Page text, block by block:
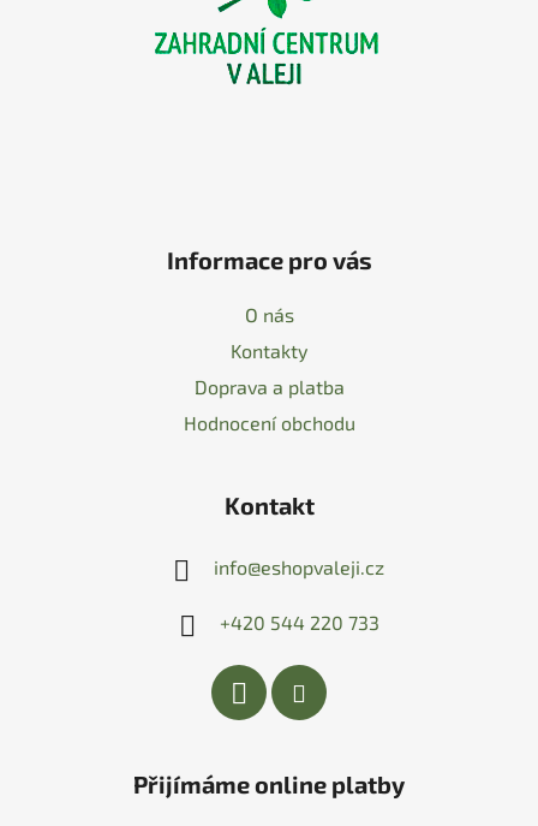
Informace pro vás
O nás
Kontakty
Doprava a platba
Hodnocení obchodu
Kontakt
info@eshopvaleji.cz
+420 544 220 733
Přijímáme online platby